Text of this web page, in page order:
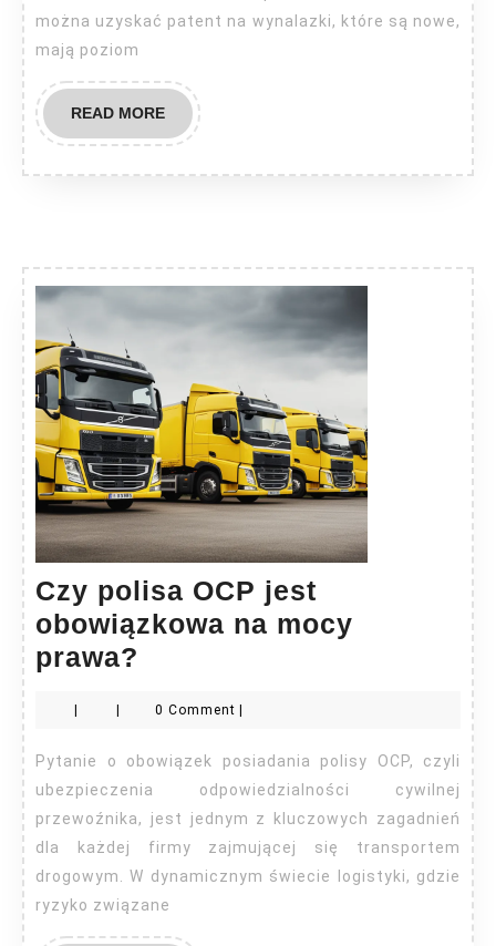
można uzyskać patent na wynalazki, które są nowe,
mają poziom
READ MOREREAD
MORE
Czy polisa OCP jest
obowiązkowa na mocy
prawa?
OCP
jest
obowiązkowa
na
mocy
prawa?
| | 0 Comment |
Pytanie o obowiązek posiadania polisy OCP, czyli
ubezpieczenia odpowiedzialności cywilnej
przewoźnika, jest jednym z kluczowych zagadnień
dla każdej firmy zajmującej się transportem
drogowym. W dynamicznym świecie logistyki, gdzie
ryzyko związane